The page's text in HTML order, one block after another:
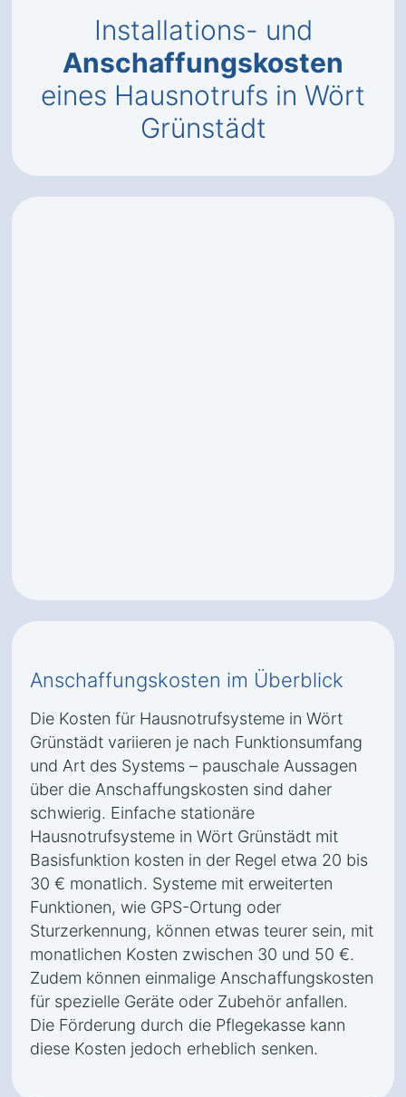
Installations- und
Anschaffungskosten
eines Hausnotrufs in Wört
Grünstädt
Anschaffungskosten im Überblick
Die Kosten für Hausnotrufsysteme in Wört
Grünstädt variieren je nach Funktionsumfang
und Art des Systems – pauschale Aussagen
über die Anschaffungskosten sind daher
schwierig. Einfache stationäre
Hausnotrufsysteme in Wört Grünstädt mit
Basisfunktion kosten in der Regel etwa 20 bis
30 € monatlich. Systeme mit erweiterten
Funktionen, wie GPS-Ortung oder
Sturzerkennung, können etwas teurer sein, mit
monatlichen Kosten zwischen 30 und 50 €.
Zudem können einmalige Anschaffungskosten
für spezielle Geräte oder Zubehör anfallen.
Die Förderung durch die Pflegekasse kann
diese Kosten jedoch erheblich senken.